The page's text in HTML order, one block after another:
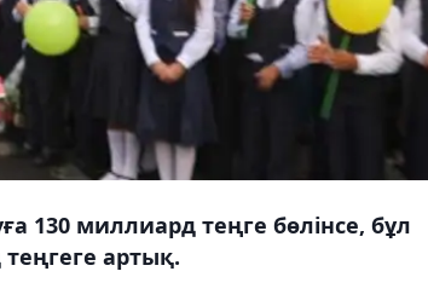
130 миллиард теңге бөлінсе, бұл
артық.